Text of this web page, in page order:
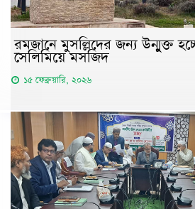
রমজানে মুসল্লিদের জন্য উন্মুক্ত
সেলিমিয়ে মসজিদ
১৫ ফেব্রুয়ারি, ২০২৬